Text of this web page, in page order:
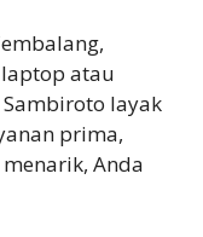
atau
Sambiroto layak
prima,
Anda